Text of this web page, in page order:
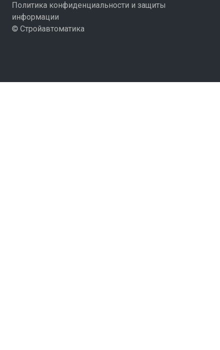
Политика конфиденциальности и защиты
информации
© Стройавтоматика